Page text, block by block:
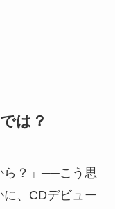
は？
ら？」──こう思
に、CDデビュー